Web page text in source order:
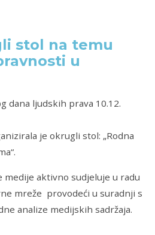
stol na temu
u
dana ljudskih prava 10.12.
je okrugli stol: „Rodna
medije aktivno sudjeluje u radu
mreže provodeći u suradnji s
analize medijskih sadržaja.